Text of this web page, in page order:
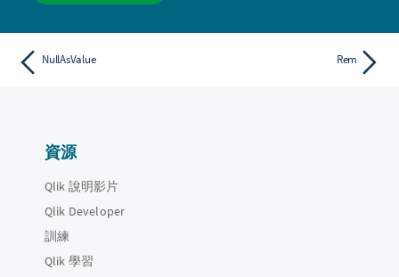
NullAsValue Rem
資源
Qlik 說明影片
Qlik Developer
訓練
Qlik 學習